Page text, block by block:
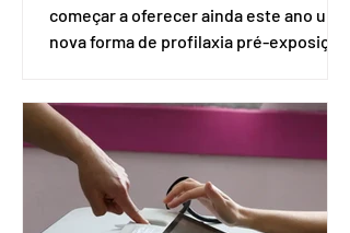
começar a oferecer ainda este ano uma
nova forma de profilaxia pré-exposição
medicamento carbotegravir, que
impede a replicação do vírus de forma
prolongada e pode ser tomado a cada
dois meses. O pedido de inclusão vai
ser encaminhado pelo Ministério da